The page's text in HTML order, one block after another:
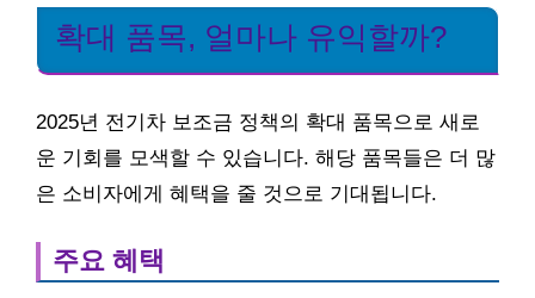
확대 품목, 얼마나 유익할까?
2025년 전기차 보조금 정책의 확대 품목으로 새로
운 기회를 모색할 수 있습니다. 해당 품목들은 더 많
은 소비자에게 혜택을 줄 것으로 기대됩니다.
주요 혜택